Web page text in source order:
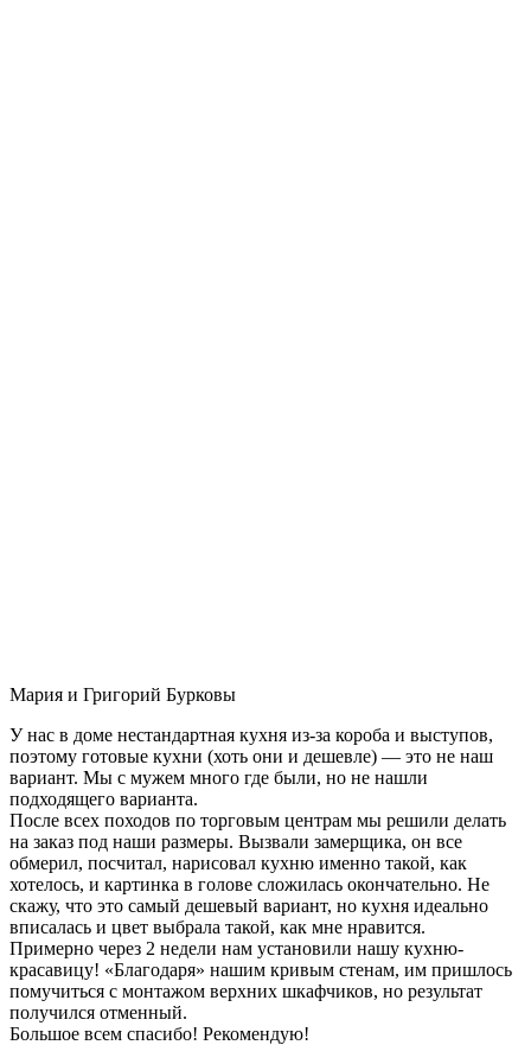
Мария и Григорий Бурковы
У нас в доме нестандартная кухня из-за короба и выступов,
поэтому готовые кухни (хоть они и дешевле) — это не наш
вариант. Мы с мужем много где были, но не нашли
подходящего варианта.
После всех походов по торговым центрам мы решили делать
на заказ под наши размеры. Вызвали замерщика, он все
обмерил, посчитал, нарисовал кухню именно такой, как
хотелось, и картинка в голове сложилась окончательно. Не
скажу, что это самый дешевый вариант, но кухня идеально
вписалась и цвет выбрала такой, как мне нравится.
Примерно через 2 недели нам установили нашу кухню-
красавицу! «Благодаря» нашим кривым стенам, им пришлось
помучиться с монтажом верхних шкафчиков, но результат
получился отменный.
Большое всем спасибо! Рекомендую!